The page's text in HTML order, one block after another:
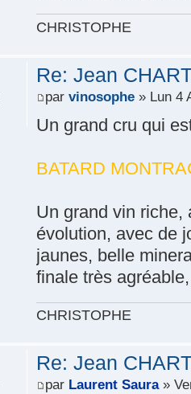
CHRISTOPHE
Re: Jean
parvinosophe » Lun 4
Un grand cru qui
BATARD
Un grand vin riche,
évolution, avec de
jaunes, belle
finale très
CHRISTOPHE
Re: Jean
par Laurent Saura»